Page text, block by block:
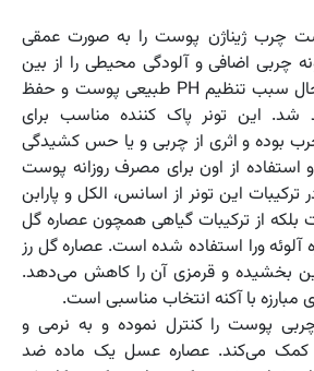
چرب ژیناژن پوست را به صورت عمقی
چربی اضافی و آلودگی محیطی را از بین
خواهد برد و در عین حال سبب تنظیم PH طبیعی پوست و حفظ
این تونر پاک کننده مناسب برای
بوده و اثری از چربی و یا حس کشیدگی
استفاده از اون برای مصرف روزانه پوست
این تونر از اسانس، الکل و پارابن
بلکه از ترکیبات گیاهی همچون عصاره گل
آلوئه ورا استفاده شده است. عصاره گل رز
بخشیده و قرمزی آن را کاهش می‌دهد.
مبارزه با آکنه انتخاب مناسبی است.
پوست را کنترل نموده و به نرمی و
می‌کند. عصاره عسل یک ماده ضد